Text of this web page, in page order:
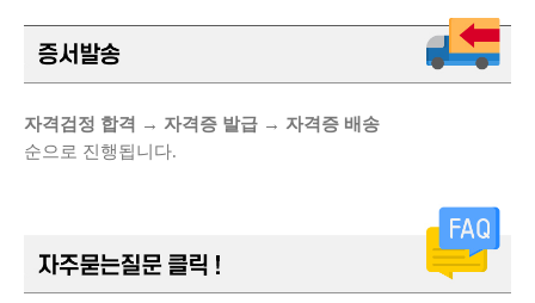
자격검정 합격 → 자격증 발급 → 자격증 배송
순으로 진행됩니다.